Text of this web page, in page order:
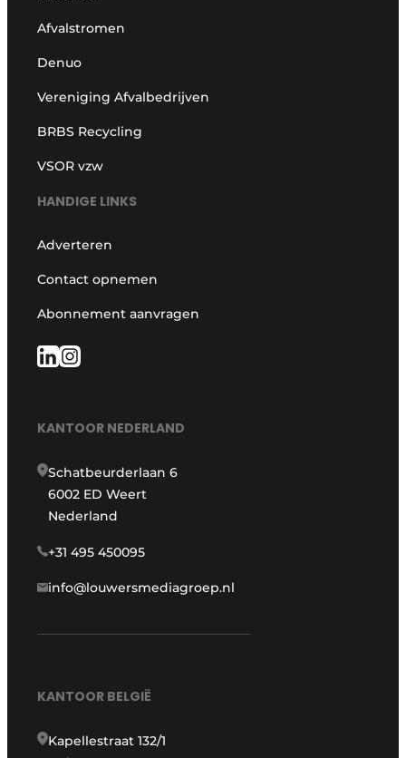
Afvalstromen
Denuo
Vereniging Afvalbedrijven
BRBS Recycling
VSOR vzw
HANDIGE LINKS
Adverteren
Contact opnemen
Abonnement aanvragen
KANTOOR NEDERLAND
Schatbeurderlaan 6
6002 ED Weert
Nederland
+31 495 450095
info@louwersmediagroep.nl
KANTOOR BELGIË
Kapellestraat 132/1